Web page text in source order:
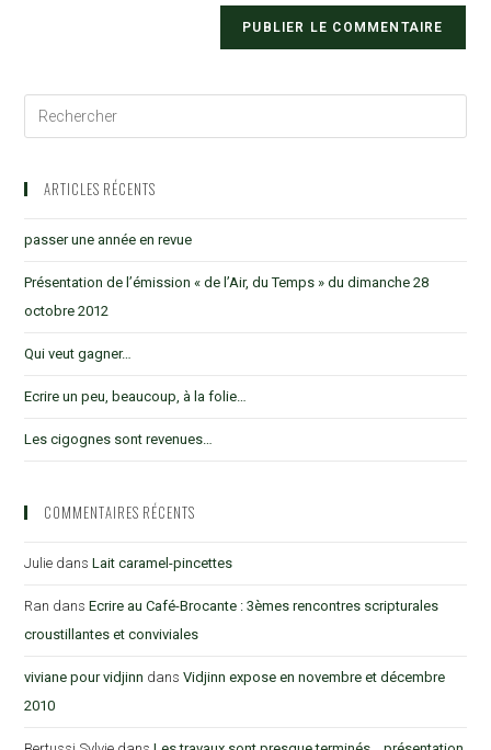
ARTICLES RÉCENTS
passer une année en revue
Présentation de l’émission « de l’Air, du Temps » du dimanche 28
octobre 2012
Qui veut gagner…
Ecrire un peu, beaucoup, à la folie…
Les cigognes sont revenues…
COMMENTAIRES RÉCENTS
Julie dansLait caramel-pincettes
Ran dansEcrire au Café-Brocante : 3èmes rencontres scripturales
croustillantes et conviviales
viviane pour vidjinn dansVidjinn expose en novembre et décembre
2010